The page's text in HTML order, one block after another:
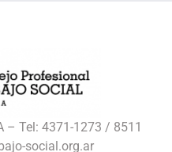
– Tel: 4371-1273 / 8511
social.org.ar